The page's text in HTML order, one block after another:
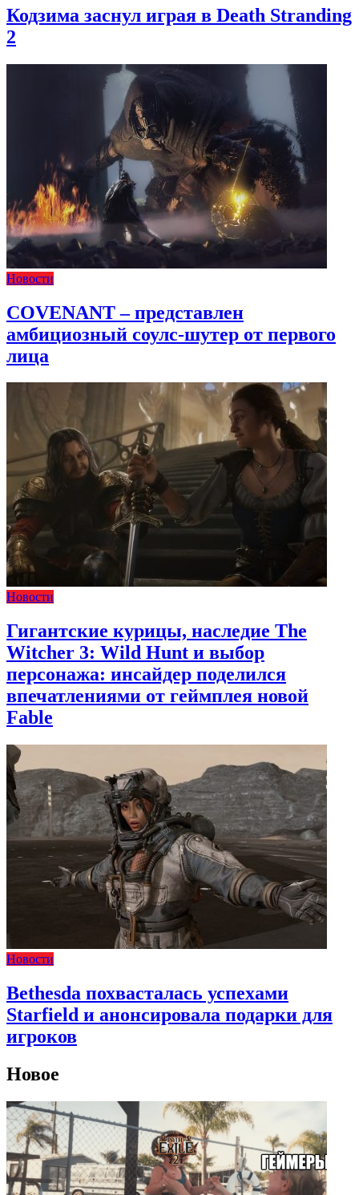
Кодзима заснул играя в Death Stranding
2
Новости
COVENANT – представлен
амбициозный соулс-шутер от первого
лица
Новости
Гигантские курицы, наследие The
Witcher 3: Wild Hunt и выбор
персонажа: инсайдер поделился
впечатлениями от геймплея новой
Fable
Новости
Bethesda похвасталась успехами
Starfield и анонсировала подарки для
игроков
Новое